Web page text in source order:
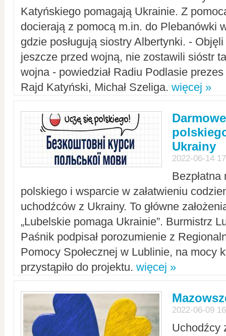
Katyńskiego pomagają Ukrainie. Z
docierają z pomocą m.in. do Plebanówki
gdzie posługują siostry Albertynki. -
jeszcze przed wojną, nie zostawili sióstr
wojna - powiedział Radiu Podlasie
Rajd Katyński, Michał Szeliga. więcej »
Ukrainy
2022-06-14
polskiego i wsparcie w załatwieniu
uchodźców z Ukrainy. To główne
„Lubelskie pomaga Ukrainie”. Burmistrz
Paśnik podpisał porozumienie z
Pomocy Społecznej w Lublinie, na mocy
przystąpiło do projektu. więcej »
2022-06-09
Uchodźcy